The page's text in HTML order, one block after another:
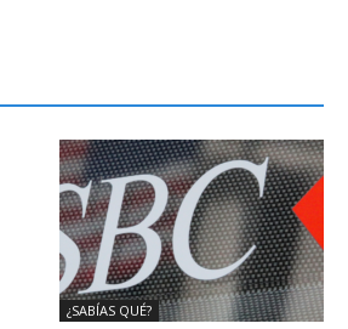
¿SABÍAS QUÉ?